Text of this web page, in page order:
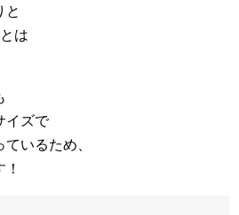
と
は
イズで
いるため、